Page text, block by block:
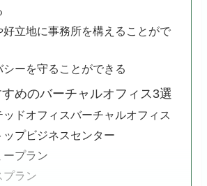
好立地に事務所を構えることがで
シーを守ることができる
めのバーチャルオフィス3選
ッドオフィスバーチャルオフィス
ップビジネスセンター
ープラン
プラン